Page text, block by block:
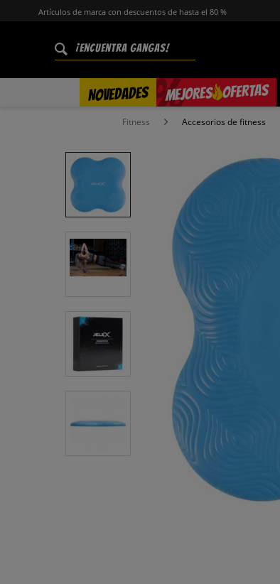
Artículos de marca con descuentos de hasta el 80 %
NOVEDADES MEJORES OFERTAS
%
Fitness Accesorios de fitness